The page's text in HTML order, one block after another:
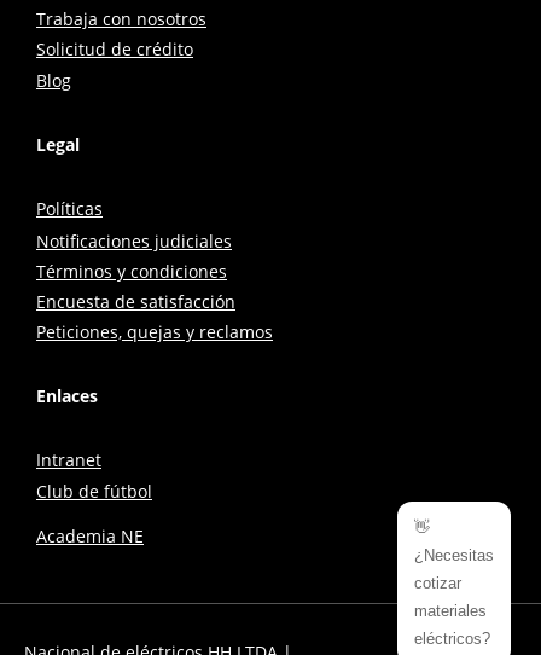
Trabaja con nosotros
Solicitud de crédito
Blog
Legal
Políticas
Notificaciones judiciales
Términos y condiciones
Encuesta de satisfacción
Peticiones, quejas y reclamos
Enlaces
Intranet
Club de fútbol
Academia NE
👋
¿Necesitas
cotizar
materiales
eléctricos?